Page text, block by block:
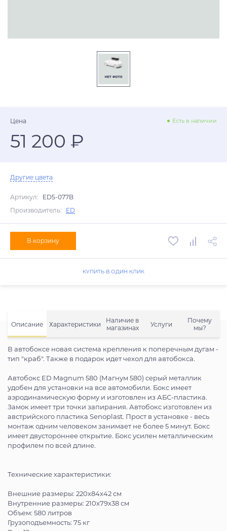
Описание Характеристики
Наличие в
магазинах
Услуги
Почему
мы?
В автобоксе новая система крепления к поперечным дугам -
тип "краб". Также в подарок идет чехол для автобокса.
Автобокс ED Magnum 580 (Магнум 580) серый металлик
удобен для установки на все автомобили. Бокс имеет
аэродинамическую форму и изготовлен из АБС-пластика.
Замок имеет три точки запирания. Автобокс изготовлен из
австрийского пластика Senoplast. Прост в установке - весь
монтаж одним человеком занимает не более 5 минут. Бокс
имеет двустороннее открытие. Бокс усилен металлическим
профилем по всей длине.
Технические характеристики:
Внешние размеры: 220x84x42 см
Внутренние размеры: 210х79х38 см
Объем: 580 литров
Грузоподъемность: 75 кг
Цена Есть в наличии
51 200 ₽
Другие цвета
Артикул:
ED5-077B
Производитель:
ED
В корзину
КУПИТЬ В ОДИН КЛИК